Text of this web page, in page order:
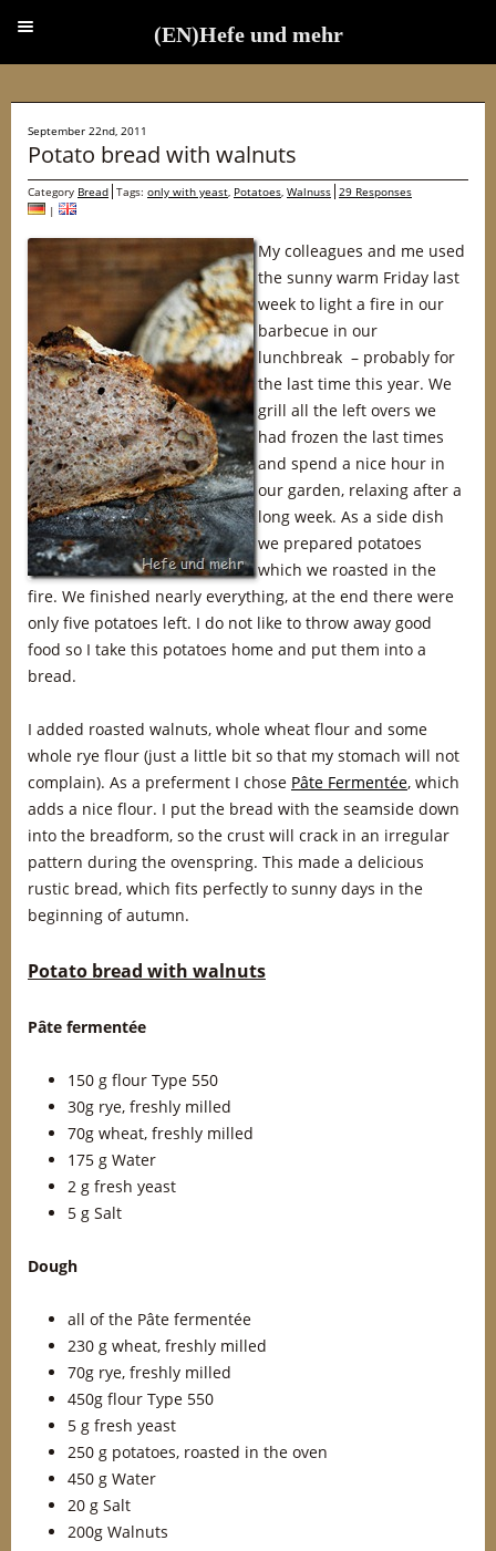
September 22nd, 2011
Potato bread with walnuts
Category Bread Tags: only with yeast, Potatoes, Walnuss 29 Responses
|
My colleagues and me used
the sunny warm Friday last
week to light a fire in our
barbecue in our
lunchbreak – probably for
the last time this year. We
grill all the left overs we
had frozen the last times
and spend a nice hour in
our garden, relaxing after a
long week. As a side dish
we prepared potatoes
which we roasted in the
fire. We finished nearly everything, at the end there were
only five potatoes left. I do not like to throw away good
food so I take this potatoes home and put them into a
bread.
I added roasted walnuts, whole wheat flour and some
whole rye flour (just a little bit so that my stomach will not
complain). As a preferment I chose Pâte Fermentée, which
adds a nice flour. I put the bread with the seamside down
into the breadform, so the crust will crack in an irregular
pattern during the ovenspring. This made a delicious
rustic bread, which fits perfectly to sunny days in the
beginning of autumn.
Potato bread with walnuts
Pâte fermentée
150 g flour Type 550
30g rye, freshly milled
70g wheat, freshly milled
175 g Water
2 g fresh yeast
5 g Salt
Dough
all of the Pâte fermentée
230 g wheat, freshly milled
70g rye, freshly milled
450g flour Type 550
5 g fresh yeast
250 g potatoes, roasted in the oven
450 g Water
20 g Salt
200g Walnuts
(EN)Hefe und mehr
(EN)Hefe und mehr